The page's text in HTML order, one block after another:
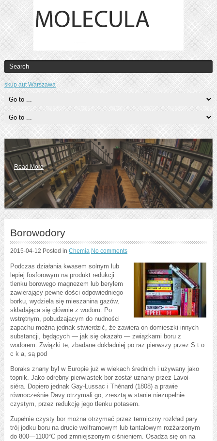
skup aut Warszawa
Read More
Borowodory
2015-04-12 Posted in Chemia No comments
Podczas działania kwasem solnym lub
lepiej fosforowym na produkt redukcji
tlenku borowego magnezem lub berylem
zawierający pewne dości odpowiedniego
borku, wydziela się mieszanina gazów,
składająca się głównie z wodoru. Po
wstrętnym, pobudzającym do nudności
zapachu można jednak stwierdzić, że zawiera on domieszki innych
substancji, będących — jak się okazało — związkami boru z
wodorem. Związki te, zbadane dokładniej po raz pierwszy przez S t o
c k a, są pod
Boraks znany był w Europie już w wiekach średnich i używany jako
topnik. Jako odrębny pierwiastek bor został uznany przez Lavoi-
siéra. Dopiero jednak Gay-Lussac i Thénard (1808) a prawie
równocześnie Davy otrzymali go, zresztą w stanie niezupełnie
czystym, przez redukcję jego tlenku potasem.
Zupełnie czysty bor można otrzymać przez termiczny rozkład pary
trój jodku boru na drucie wolframowym lub tantalowym rozżarzonym
do 800—1100°C pod zmniejszonym ciśnieniem. Osadza się on na